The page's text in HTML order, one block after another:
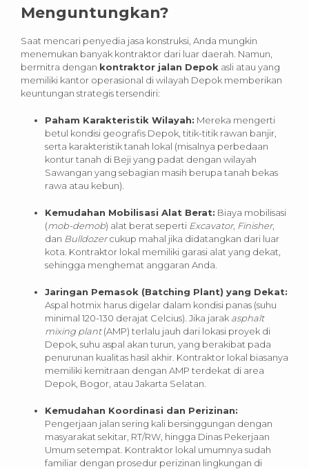
Menguntungkan?
Saat mencari penyedia jasa konstruksi, Anda mungkin
menemukan banyak kontraktor dari luar daerah. Namun,
bermitra dengan kontraktor jalan Depok asli atau yang
memiliki kantor operasional di wilayah Depok memberikan
keuntungan strategis tersendiri:
Paham Karakteristik Wilayah: Mereka mengerti
betul kondisi geografis Depok, titik-titik rawan banjir,
serta karakteristik tanah lokal (misalnya perbedaan
kontur tanah di Beji yang padat dengan wilayah
Sawangan yang sebagian masih berupa tanah bekas
rawa atau kebun).
Kemudahan Mobilisasi Alat Berat: Biaya mobilisasi
(mob-demob) alat berat seperti Excavator, Finisher,
dan Bulldozercukup mahal jika didatangkan dari luar
kota. Kontraktor lokal memiliki garasi alat yang dekat,
sehingga menghemat anggaran Anda.
Jaringan Pemasok (Batching Plant) yang Dekat:
Aspal hotmix harus digelar dalam kondisi panas (suhu
minimal 120-130 derajat Celcius). Jika jarak asphalt
mixing plant(AMP) terlalu jauh dari lokasi proyek di
Depok, suhu aspal akan turun, yang berakibat pada
penurunan kualitas hasil akhir. Kontraktor lokal biasanya
memiliki kemitraan dengan AMP terdekat di area
Depok, Bogor, atau Jakarta Selatan.
Kemudahan Koordinasi dan Perizinan:
Pengerjaan jalan sering kali bersinggungan dengan
masyarakat sekitar, RT/RW, hingga Dinas Pekerjaan
Umum setempat. Kontraktor lokal umumnya sudah
familiar dengan prosedur perizinan lingkungan di